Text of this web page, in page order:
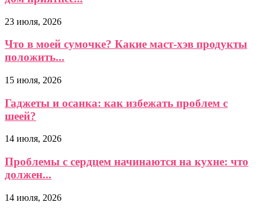
23 июля, 2026
Что в моей сумочке? Какие маст-хэв продукты
положить...
15 июля, 2026
Гаджеты и осанка: как избежать проблем с
шеей?
14 июля, 2026
Проблемы с сердцем начинаются на кухне: что
должен...
14 июля, 2026